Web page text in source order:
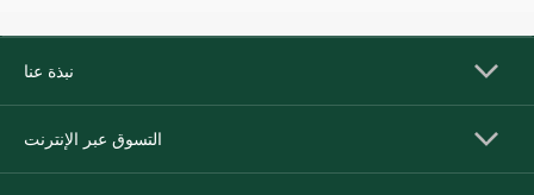
نبذة عنا
التسوق عبر الإنترنت